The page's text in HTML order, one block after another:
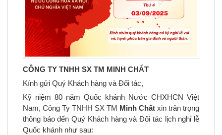
CÔNG TY TNHH SX TM MINH CHẤT
Kính gửi Quý Khách hàng và Đối tác,
Kỹ niệm 80 năm Quốc khánh Nước CHXHCN Việt
Nam, Công Ty TNHH SX TM Minh Chất xin trân trọng
thông báo đến Quý Khách hàng và Đối tác lịch nghỉ lễ
Quốc khánh như sau: